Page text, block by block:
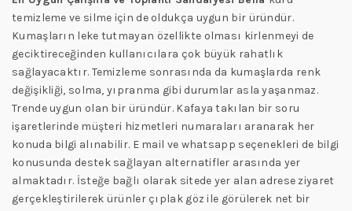
temizleme ve silme için de oldukça uygun bir üründür.
Kumaşların leke tutmayan özellikte olması kirlenmeyi de
geciktireceğinden kullanıcılara çok büyük rahatlık
sağlayacaktır. Temizleme sonrasında da kumaşlarda renk
değişikliği, solma, yıpranma gibi durumlar asla yaşanmaz.
Trende uygun olan bir üründür. Kafaya takılan bir soru
işaretlerinde müşteri hizmetleri numaraları aranarak her
konuda bilgi alınabilir. E mail ve whatsapp seçenekleri de bilgi
konusunda destek sağlayan alternatifler arasında yer
almaktadır. İsteğe bağlı olarak sitede yer alan adrese ziyaret
gerçekleştirilerek ürünler çıplak göz ile görülerek net bir